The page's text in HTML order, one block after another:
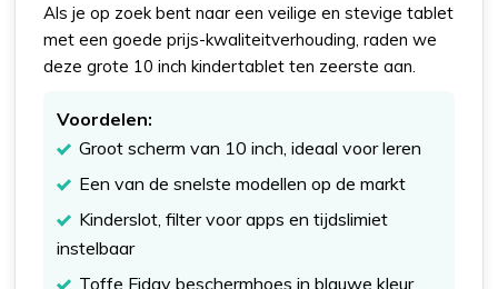
Als je op zoek bent naar een veilige en stevige tablet
met een goede prijs-kwaliteitverhouding, raden we
deze grote 10 inch kindertablet ten zeerste aan.
Voordelen:
Groot scherm van 10 inch, ideaal voor leren
Een van de snelste modellen op de markt
Kinderslot, filter voor apps en tijdslimiet
instelbaar
Toffe Fidgy beschermhoes in blauwe kleur